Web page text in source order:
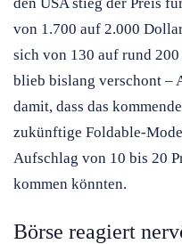
von 1.700 auf 2.000
sich von 130 auf rund
blieb bislang verschont –
damit, dass das
zukünftige Foldable-
Aufschlag von 10 bis 20
kommen könnten.
Börse reagiert